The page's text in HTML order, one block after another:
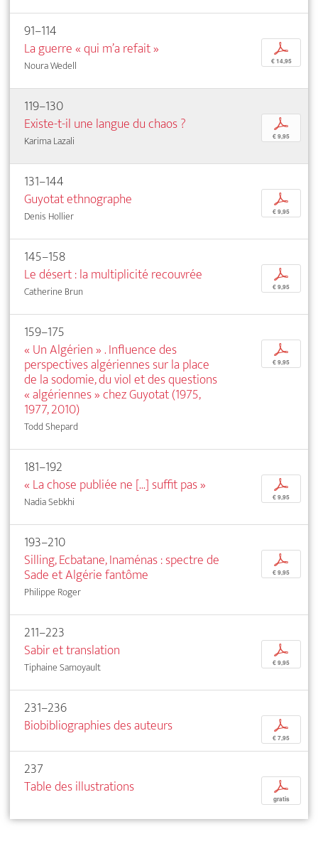
91–114
La guerre « qui m’a refait »
Noura Wedell
p
€ 14,95
119–130
Existe-t-il une langue du chaos ?
Karima Lazali
p
€ 9,95
131–144
Guyotat ethnographe
Denis Hollier
p
€ 9,95
145–158
Le désert : la multiplicité recouvrée
Catherine Brun
p
€ 9,95
159–175
« Un Algérien » . Influence des
perspectives algériennes sur la place
de la sodomie, du viol et des questions
« algériennes » chez Guyotat (1975,
1977, 2010)
Todd Shepard
p
€ 9,95
181–192
« La chose publiée ne [...] suffit pas »
Nadia Sebkhi
p
€ 9,95
193–210
Silling, Ecbatane, Inaménas : spectre de
Sade et Algérie fantôme
Philippe Roger
p
€ 9,95
211–223
Sabir et translation
Tiphaine Samoyault
p
€ 9,95
231–236
Biobibliographies des auteurs
p
€ 7,95
237
Table des illustrations
p
gratis